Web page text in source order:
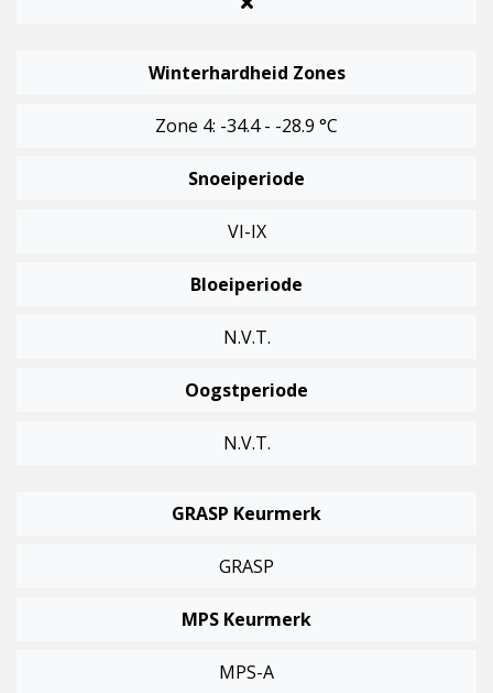
Winterhardheid Zones
Zone 4: -34.4 - -28.9 °C
Snoeiperiode
VI-IX
Bloeiperiode
N.v.t.
Oogstperiode
N.v.t.
GRASP Keurmerk
GRASP
MPS Keurmerk
MPS-A